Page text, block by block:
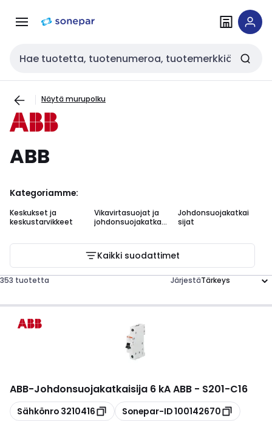
navigointiinsisältöön
Haku
Näytä murupolku
ABB
Kategoriamme:
Keskukset ja
keskustarvikkeet
Vikavirtasuojat ja
johdonsuojakatkais
Johdonsuojakatkai
sijat
Kaikki suodattimet
353 tuotetta Järjestä
ABB-Johdonsuojakatkaisija 6 kA ABB - S201-C16
Kopioi
Sähkönro 3210416 Kopioi
Sonepar-ID100142670